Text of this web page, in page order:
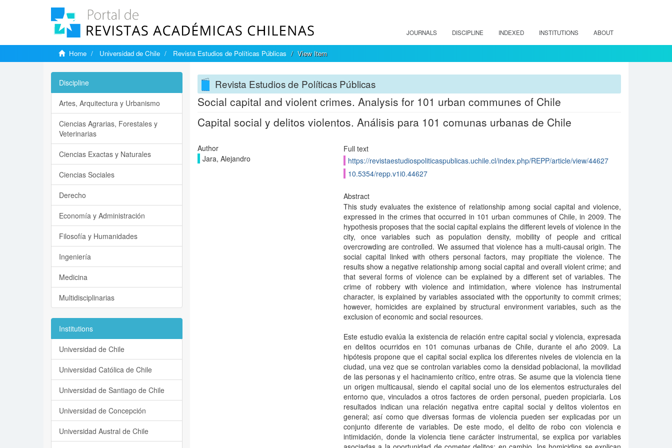
JOURNALS DISCIPLINE INDEXED INSTITUTIONS ABOUT
Home Universidad de Chile Revista Estudios de Políticas Públicas View Item
Revista Estudios de Políticas Públicas
Social capital and violent crimes. Analysis for 101 urban communes of Chile
Capital social y delitos violentos. Análisis para 101 comunas urbanas de Chile
Author
Jara, Alejandro
Full text
https://revistaestudiospoliticaspublicas.uchile.cl/index.php/REPP/article/view/44627
10.5354/repp.v1i0.44627
Abstract
This study evaluates the existence of relationship among social capital and violence,
expressed in the crimes that occurred in 101 urban communes of Chile, in 2009. The
hypothesis proposes that the social capital explains the different levels of violence in the
city, once variables such as population density, mobility of people and critical
overcrowding are controlled. We assumed that violence has a multi-causal origin. The
social capital linked with others personal factors, may propitiate the violence. The
results show a negative relationship among social capital and overall violent crime; and
that several forms of violence can be explained by a different set of variables. The
crime of robbery with violence and intimidation, where violence has instrumental
character, is explained by variables associated with the opportunity to commit crimes;
however, homicides are explained by structural environment variables, such as the
exclusion of economic and social resources.
Este estudio evalúa la existencia de relación entre capital social y violencia, expresada
en delitos ocurridos en 101 comunas urbanas de Chile, durante el año 2009. La
hipótesis propone que el capital social explica los diferentes niveles de violencia en la
ciudad, una vez que se controlan variables como la densidad poblacional, la movilidad
de las personas y el hacinamiento crítico, entre otras. Se asume que la violencia tiene
un origen multicausal, siendo el capital social uno de los elementos estructurales del
entorno que, vinculados a otros factores de orden personal, pueden propiciarla. Los
resultados indican una relación negativa entre capital social y delitos violentos en
general; así como que diversas formas de violencia pueden ser explicadas por un
conjunto diferente de variables. De este modo, el delito de robo con violencia e
intimidación, donde la violencia tiene carácter instrumental, se explica por variables
Discipline
Artes, Arquitectura y Urbanismo
Ciencias Agrarias, Forestales y
Veterinarias
Ciencias Exactas y Naturales
Ciencias Sociales
Derecho
Economía y Administración
Filosofía y Humanidades
Ingeniería
Medicina
Multidisciplinarias
Institutions
Universidad de Chile
Universidad Católica de Chile
Universidad de Santiago de Chile
Universidad de Concepción
Universidad Austral de Chile